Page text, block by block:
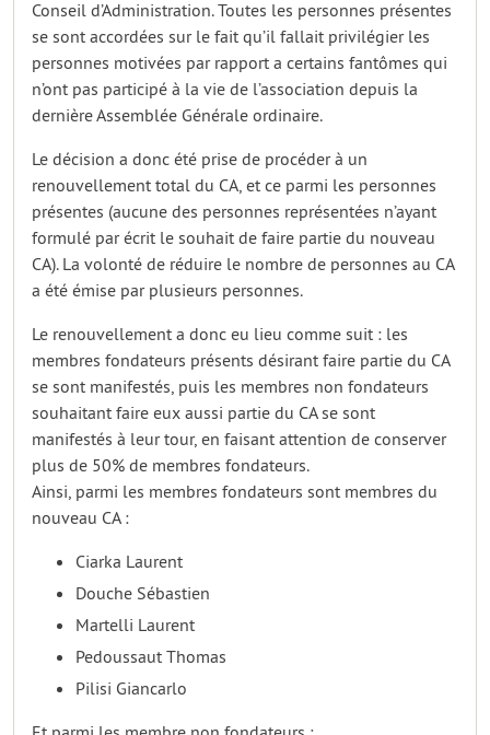
Conseil d’Administration. Toutes les personnes présentes
se sont accordées sur le fait qu’il fallait privilégier les
personnes motivées par rapport a certains fantômes qui
n’ont pas participé à la vie de l’association depuis la
dernière Assemblée Générale ordinaire.
Le décision a donc été prise de procéder à un
renouvellement total du CA, et ce parmi les personnes
présentes (aucune des personnes représentées n’ayant
formulé par écrit le souhait de faire partie du nouveau
CA). La volonté de réduire le nombre de personnes au CA
a été émise par plusieurs personnes.
Le renouvellement a donc eu lieu comme suit : les
membres fondateurs présents désirant faire partie du CA
se sont manifestés, puis les membres non fondateurs
souhaitant faire eux aussi partie du CA se sont
manifestés à leur tour, en faisant attention de conserver
plus de 50% de membres fondateurs.
Ainsi, parmi les membres fondateurs sont membres du
nouveau CA :
Ciarka Laurent
Douche Sébastien
Martelli Laurent
Pedoussaut Thomas
Pilisi Giancarlo